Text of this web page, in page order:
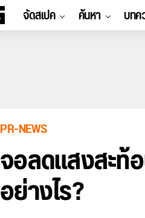
จัดสเปค ค้นหา บท
PR-NEWS
จอลดแสงสะท้
อย่างไร?